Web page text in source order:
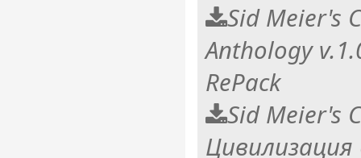
Sid Meier's
Anthology
RePack
Sid Meier's
Цивилизация